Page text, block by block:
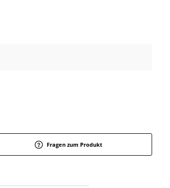
Fragen zum Produkt